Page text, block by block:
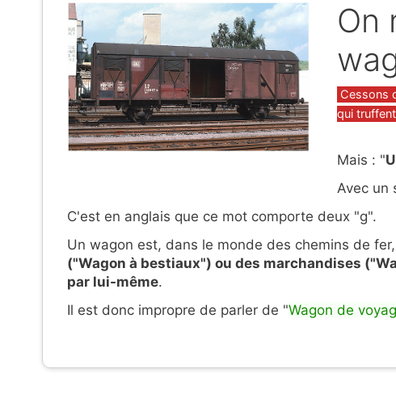
On
Catégories
Cessons
qui
Mais : "
Avec un
C'est en anglais que ce mot comporte deux "g".
Un wagon est, dans le monde des chemins de
("Wagon à bestiaux") ou des marchandises
par lui-même.
Il est donc impropre de parler de "Wagon de